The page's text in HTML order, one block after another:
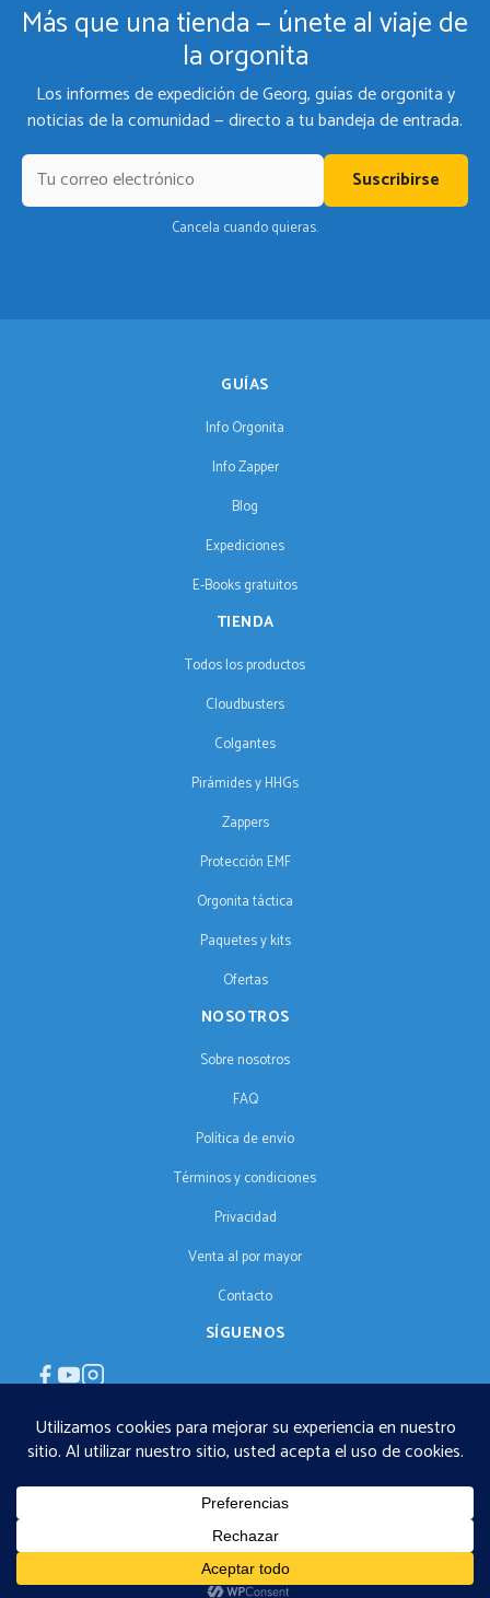
Más que una tienda — únete al viaje de
la orgonita
Los informes de expedición de Georg, guías de orgonita y
noticias de la comunidad — directo a tu bandeja de entrada.
Suscribirse
Cancela cuando quieras.
GUÍAS
Info Orgonita
Info Zapper
Blog
Expediciones
E-Books gratuitos
TIENDA
Todos los productos
Cloudbusters
Colgantes
Pirámides y HHGs
Zappers
Protección EMF
Orgonita táctica
Paquetes y kits
Ofertas
NOSOTROS
Sobre nosotros
FAQ
Política de envío
Términos y condiciones
Privacidad
Venta al por mayor
Contacto
SÍGUENOS
€125 envío gratuito · © 2026 Orgonise Africa